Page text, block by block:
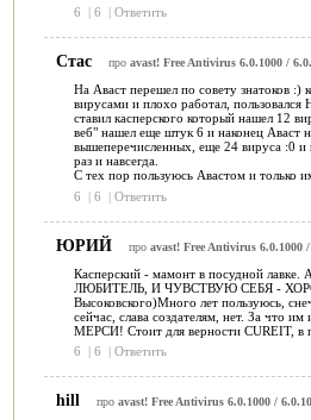
6
| 6 | Ответить
Стас про avast! Free Antivirus 6.0.1000 /
На Аваст перешел по совету знатоков :)
вирусами и плохо работал, пользовался
ставил касперского который нашел 12
веб" нашел еще штук 6 и наконец Аваст
вышеперечисленных, еще 24 вируса :0
раз и навсегда.
С тех пор пользуюсь Авастом и только
6
| 6 | Ответить
ЮРИЙ про avast! Free Antivirus 6.0.1000
Касперский - мамонт в посудной лавке.
ЛЮБИТЕЛЬ, И ЧУВСТВУЮ СЕБЯ -
Высоковского)Много лет пользуюсь,
сейчас, слава создателям, нет. За что
МЕРСИ! Стоит для верности CUREIT, в
6
| 6 | Ответить
hill про avast! Free Antivirus 6.0.1000 /